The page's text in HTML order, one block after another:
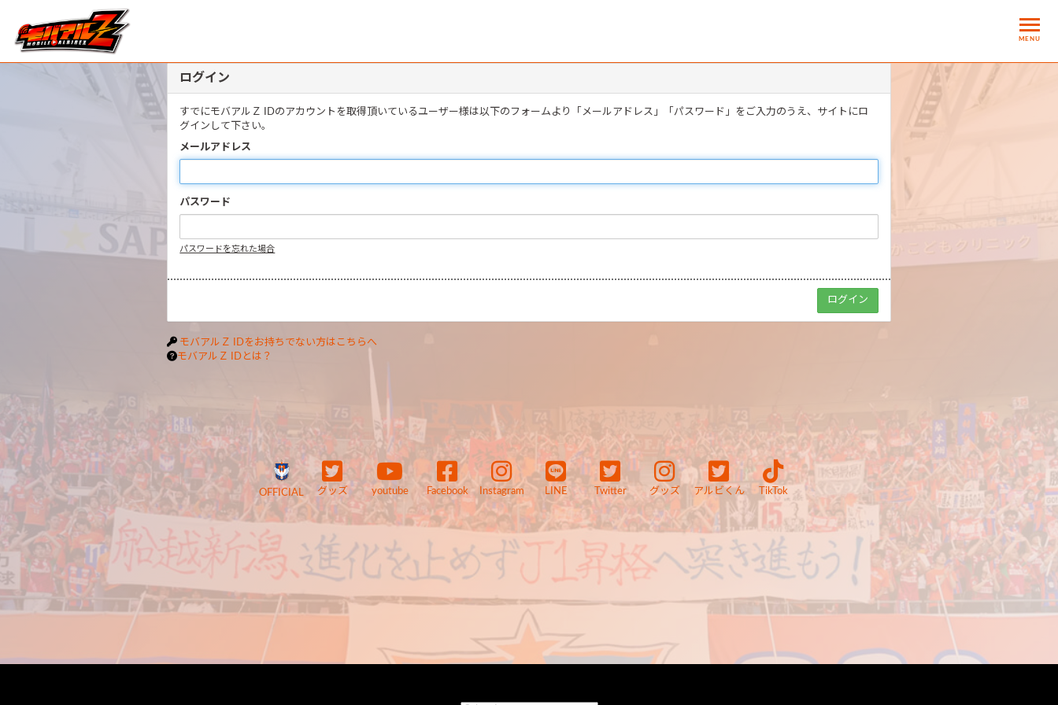
MENU
ログイン
すでにモバアルＺ IDのアカウントを取得頂いているユーザー様は以下のフォームより「メールアドレス」「パスワード」をご入力のうえ、サイトにロ
グインして下さい。
メールアドレス
パスワード
パスワードを忘れた場合
モバアルＺ IDをお持ちでない方はこちらへ
モバアルＺ IDとは？
OFFICIAL グッズ youtube Facebook Instagram LINE Twitter グッズ アルビくん TikTok